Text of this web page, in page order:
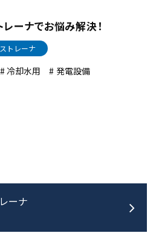
レーナでお悩み解決！
トレーナ
冷却水用
発電設備
ーナ